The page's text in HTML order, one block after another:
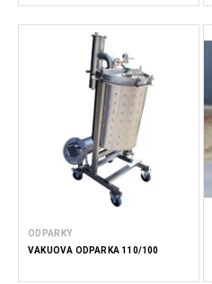
ODPARKY
VÁKUOVÁ ODPARKA 110/100